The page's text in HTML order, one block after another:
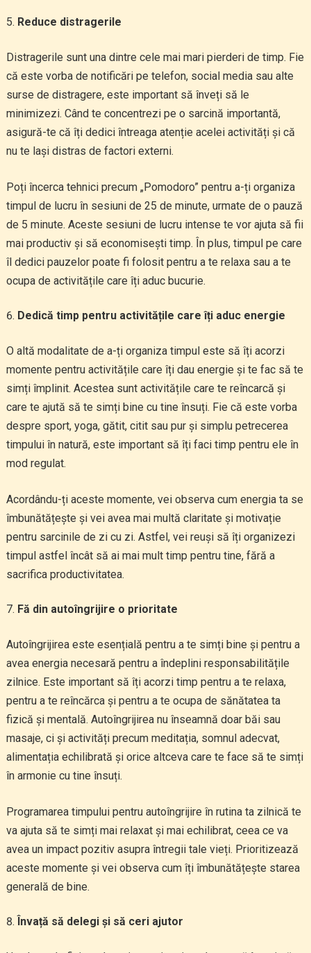
Reduce distragerile
Distragerile sunt una dintre cele mai mari pierderi de timp. Fie
că este vorba de notificări pe telefon, social media sau alte
surse de distragere, este important să înveți să le
minimizezi. Când te concentrezi pe o sarcină importantă,
asigură-te că îți dedici întreaga atenție acelei activități și că
nu te lași distras de factori externi.
Poți încerca tehnici precum „Pomodoro” pentru a-ți organiza
timpul de lucru în sesiuni de 25 de minute, urmate de o pauză
de 5 minute. Aceste sesiuni de lucru intense te vor ajuta să fii
mai productiv și să economisești timp. În plus, timpul pe care
îl dedici pauzelor poate fi folosit pentru a te relaxa sau a te
ocupa de activitățile care îți aduc bucurie.
Dedică timp pentru activitățile care îți aduc energie
O altă modalitate de a-ți organiza timpul este să îți acorzi
momente pentru activitățile care îți dau energie și te fac să te
simți împlinit. Acestea sunt activitățile care te reîncarcă și
care te ajută să te simți bine cu tine însuți. Fie că este vorba
despre sport, yoga, gătit, citit sau pur și simplu petrecerea
timpului în natură, este important să îți faci timp pentru ele în
mod regulat.
Acordându-ți aceste momente, vei observa cum energia ta se
îmbunătățește și vei avea mai multă claritate și motivație
pentru sarcinile de zi cu zi. Astfel, vei reuși să îți organizezi
timpul astfel încât să ai mai mult timp pentru tine, fără a
sacrifica productivitatea.
Fă din autoîngrijire o prioritate
Autoîngrijirea este esențială pentru a te simți bine și pentru a
avea energia necesară pentru a îndeplini responsabilitățile
zilnice. Este important să îți acorzi timp pentru a te relaxa,
pentru a te reîncărca și pentru a te ocupa de sănătatea ta
fizică și mentală. Autoîngrijirea nu înseamnă doar băi sau
masaje, ci și activități precum meditația, somnul adecvat,
alimentația echilibrată și orice altceva care te face să te simți
în armonie cu tine însuți.
Programarea timpului pentru autoîngrijire în rutina ta zilnică te
va ajuta să te simți mai relaxat și mai echilibrat, ceea ce va
avea un impact pozitiv asupra întregii tale vieți. Prioritizează
aceste momente și vei observa cum îți îmbunătățește starea
generală de bine.
Învață să delegi și să ceri ajutor